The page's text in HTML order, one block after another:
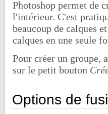
Photoshop permet de
l'intérieur. C'est
beaucoup de calques
calques en une seule
Pour créer un groupe,
sur le petit bouton
Options de